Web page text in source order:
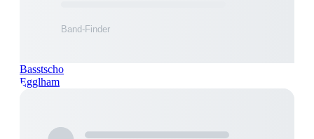
Basstscho
Egglham